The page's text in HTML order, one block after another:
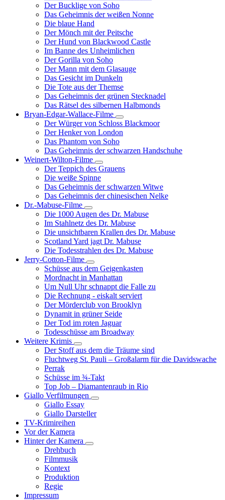
Der Bucklige von Soho
Das Geheimnis der weißen Nonne
Die blaue Hand
Der Mönch mit der Peitsche
Der Hund von Blackwood Castle
Im Banne des Unheimlichen
Der Gorilla von Soho
Der Mann mit dem Glasauge
Das Gesicht im Dunkeln
Die Tote aus der Themse
Das Geheimnis der grünen Stecknadel
Das Rätsel des silbernen Halbmonds
Bryan-Edgar-Wallace-Filme
Unternavigation
von
Bryan-
Wallace-
Der Würger von Schloss Blackmoor
Der Henker von London
Das Phantom von Soho
Das Geheimnis der schwarzen Handschuhe
Weinert-Wilton-Filme
Unternavigation
von
Weinert-
Wilton-
Filme
Der Teppich des Grauens
Die weiße Spinne
Das Geheimnis der schwarzen Witwe
Das Geheimnis der chinesischen Nelke
Dr.-Mabuse-Filme
Unternavigation
von
Dr.-
Mabuse-
Filme
Die 1000 Augen des Dr. Mabuse
Im Stahlnetz des Dr. Mabuse
Die unsichtbaren Krallen des Dr. Mabuse
Scotland Yard jagt Dr. Mabuse
Die Todesstrahlen des Dr. Mabuse
Jerry-Cotton-Filme
Unternavigation
von
Jerry-
Cotton-
Filme
Schüsse aus dem Geigenkasten
Mordnacht in Manhattan
Um Null Uhr schnappt die Falle zu
Die Rechnung - eiskalt serviert
Der Mörderclub von Brooklyn
Dynamit in grüner Seide
Der Tod im roten Jaguar
Todesschüsse am Broadway
Weitere Krimis
Unternavigation
von
Weitere
Der Stoff aus dem die Träume sind
Fluchtweg St. Pauli – Großalarm für die Davidswache
Perrak
Schüsse im ¾-Takt
Top Job – Diamantenraub in Rio
Giallo Verfilmungen
Unternavigation
Giallo
Giallo Essay
Giallo Darsteller
TV-Krimireihen
Vor der Kamera
Hinter der Kamera
Unternavigation
Drehbuch
Filmmusik
Kontext
Produktion
Regie
Impressum